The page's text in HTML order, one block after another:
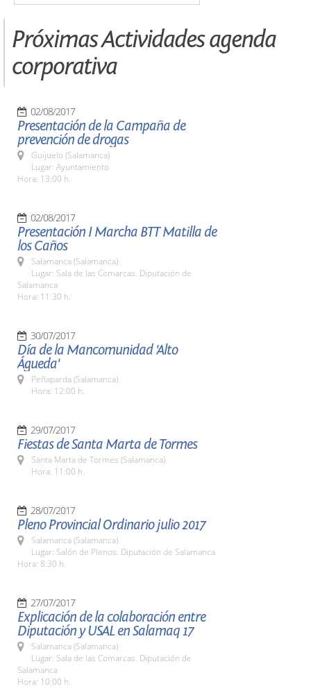
Próximas Actividades agenda
corporativa
02/08/2017
Presentación de la Campaña de
prevención de drogas
Guijuelo (Salamanca)
Lugar: Ayuntamiento
Hora: 13:00 h.
02/08/2017
Presentación I Marcha BTT Matilla de
los Caños
Salamanca (Salamanca)
Lugar: Sala de las Comarcas. Diputación de
Salamanca
Hora: 11:30 h.
30/07/2017
Día de la Mancomunidad 'Alto
Águeda'
Peñaparda (Salamanca)
Hora: 12:00 h.
29/07/2017
Fiestas de Santa Marta de Tormes
Santa Marta de Tormes (Salamanca)
Hora: 11:00 h.
28/07/2017
Pleno Provincial Ordinario julio 2017
Salamanca (Salamanca)
Lugar: Salón de Plenos. Diputación de Salamanca
Hora: 8:30 h.
27/07/2017
Explicación de la colaboración entre
Diputación y USAL en Salamaq 17
Salamanca (Salamanca)
Lugar: Sala de las Comarcas. Diputación de
Salamanca
Hora: 10:00 h.